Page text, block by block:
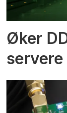
Øker
servere